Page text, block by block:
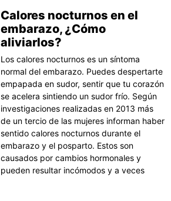
Calores nocturnos en el
embarazo, ¿Cómo
aliviarlos?
Los calores nocturnos es un síntoma
normal del embarazo. Puedes despertarte
empapada en sudor, sentir que tu corazón
se acelera sintiendo un sudor frío. Según
investigaciones realizadas en 2013 más
de un tercio de las mujeres informan haber
sentido calores nocturnos durante el
embarazo y el posparto. Estos son
causados por cambios hormonales y
pueden resultar incómodos y a veces